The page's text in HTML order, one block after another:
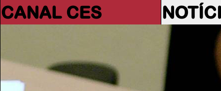
CANAL CES